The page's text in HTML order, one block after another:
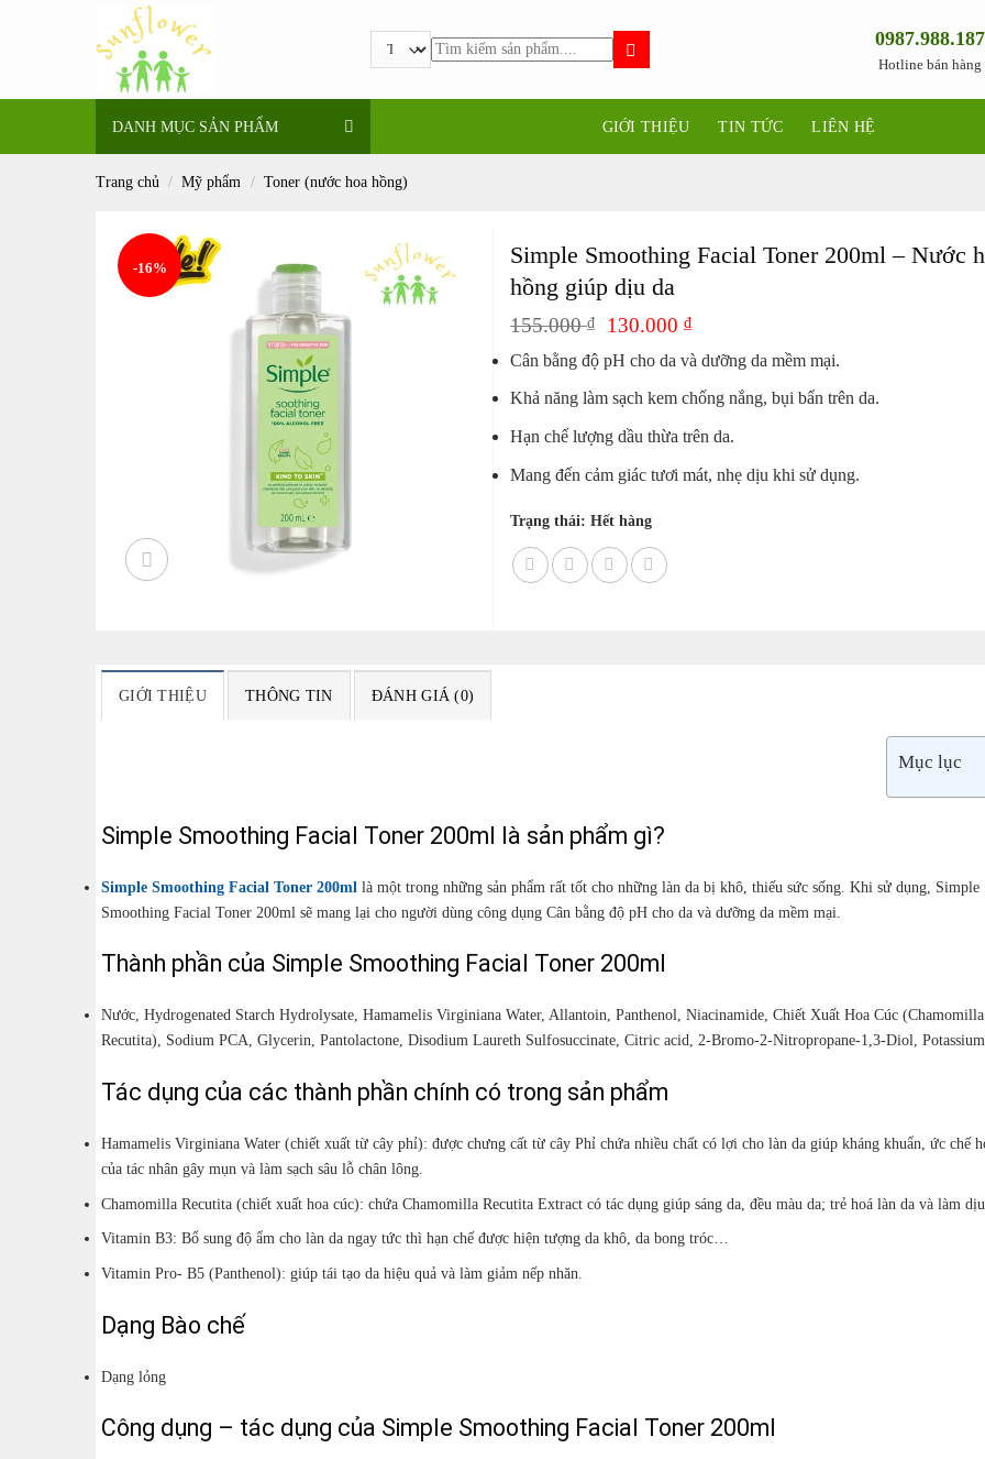
dung
Tìm
kiếm:
0987.988.187
Hotline bán hàng
DANH MỤC SẢN PHẨM GIỚI THIỆU TIN TỨC LIÊN HỆ
Trang chủ / Mỹ phẩm / Toner (nước hoa hồng)
-16%
Simple Smoothing Facial Toner 200ml – Nước
hồng giúp dịu da
155.000₫
Giá
là:
155.000 ₫.
130.000 ₫Giá
tại
là:
130.000 ₫.
Cân bằng độ pH cho da và dưỡng da mềm mại.
Khả năng làm sạch kem chống nắng, bụi bẩn trên da.
Hạn chế lượng dầu thừa trên da.
Mang đến cảm giác tươi mát, nhẹ dịu khi sử dụng.
Trạng thái: Hết hàng
GIỚI THIỆU THÔNG TIN ĐÁNH GIÁ (0)
Mục lục
Simple Smoothing Facial Toner 200ml là sản phẩm gì?
Simple Smoothing Facial Toner 200ml là một trong những sản phẩm rất tốt cho những làn da bị khô, thiếu sức sống. Khi sử dụng, Simple
Smoothing Facial Toner 200ml sẽ mang lại cho người dùng công dụng Cân bằng độ pH cho da và dưỡng da mềm mại.
Thành phần của Simple Smoothing Facial Toner 200ml
Nước, Hydrogenated Starch Hydrolysate, Hamamelis Virginiana Water, Allantoin, Panthenol, Niacinamide, Chiết Xuất Hoa Cúc (Chamomilla
Recutita), Sodium PCA, Glycerin, Pantolactone, Disodium Laureth Sulfosuccinate, Citric acid, 2-Bromo-2-Nitropropane-1,3-Diol,
Tác dụng của các thành phần chính có trong sản phẩm
Hamamelis Virginiana Water (chiết xuất từ cây phỉ): được chưng cất từ cây Phỉ chứa nhiều chất có lợi cho làn da giúp kháng khuẩn, ức chế
của tác nhân gây mụn và làm sạch sâu lỗ chân lông.
Chamomilla Recutita (chiết xuất hoa cúc): chứa Chamomilla Recutita Extract có tác dụng giúp sáng da, đều màu da; trẻ hoá làn da và làm dịu
Vitamin B3: Bổ sung độ ẩm cho làn da ngay tức thì hạn chế được hiện tượng da khô, da bong tróc…
Vitamin Pro- B5 (Panthenol): giúp tái tạo da hiệu quả và làm giảm nếp nhăn.
Dạng Bào chế
Dạng lỏng
Công dụng – tác dụng của Simple Smoothing Facial Toner 200ml